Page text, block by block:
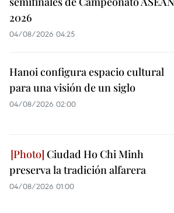
2026
04/08/2026 04:25
Hanoi configura espacio cultural
para una visión de un siglo
04/08/2026 02:00
Ciudad Ho Chi Minh
preserva la tradición alfarera
04/08/2026 01:00